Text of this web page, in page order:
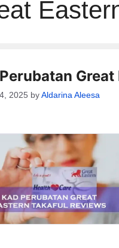
2025 byAldarina Aleesa